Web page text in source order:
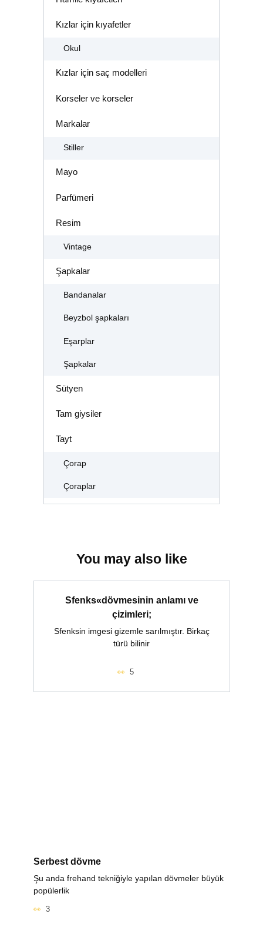
Kızlar için kıyafetler
Okul
Kızlar için saç modelleri
Korseler ve korseler
Markalar
Stiller
Mayo
Parfümeri
Resim
Vintage
Şapkalar
Bandanalar
Beyzbol şapkaları
Eşarplar
Şapkalar
Sütyen
Tam giysiler
Tayt
Çorap
Çoraplar
You may also like
Sfenks«dövmesinin anlamı ve
çizimleri;
Sfenksin imgesi gizemle sarılmıştır. Birkaç
türü bilinir
5
Serbest dövme
Şu anda frehand tekniğiyle yapılan dövmeler büyük
popülerlik
3